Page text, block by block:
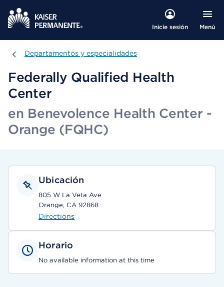
Inicie sesión Menú
Departamentos y especialidades
Departamentos y especialidades
Federally Qualified Health
Center
en Benevolence Health Center -
Orange (FQHC)
Ubicación
805 W La Veta Ave
Orange, CA 92868
Directions
Horario
No available information at this time